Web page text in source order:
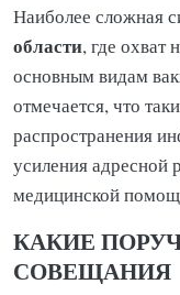
Наиболее сложная
области, где охват
основным видам
отмечается, что
распространения
усиления адресной
медицинской
КАКИЕ
СОВЕЩАНИЯ